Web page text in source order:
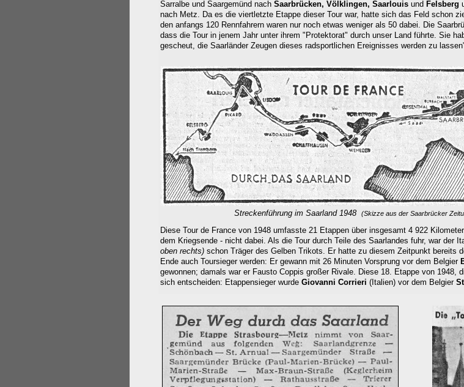
Sarralbe und Saargemünd nach Saarbrücken, Völklingen, Saarlouis und Felsberg
nach Metz. Da es die viertletzte Etappe dieser Tour war, hatte sich das Feld schon
den anfangs 120 Rennfahrern waren nur noch etwas weniger als 50 dabei. Die
dass die Tour in jenem Jahr unter ihrem "Protektorat" durch unser Land führte. Sie
gescheut, die Saarländer Zeugen dieses radsportlichen Ereignisses werden zu
Streckenführung im Saarland 1948 (Skizze aus der Saarbrücker
Diese Tour de France von 1948 umfasste 21 Etappen über insgesamt 4 922
dem Kriegsende - nicht dabei. Als die Tour durch Teile des Saarlandes fuhr, war der
oben rechts) schon Träger des Gelben Trikots. Er hatte zu diesem Zeitpunkt bereits
Ende auch Toursieger werden: Er gewann mit 26 Minuten Vorsprung vor dem Belgier
gewonnen; damals war er Fausto Coppis großer Rivale. Diese 18. Etappe von 1948,
sich entscheiden: Etappensieger wurde Giovanni Corrieri (Italien) vor dem Belgier